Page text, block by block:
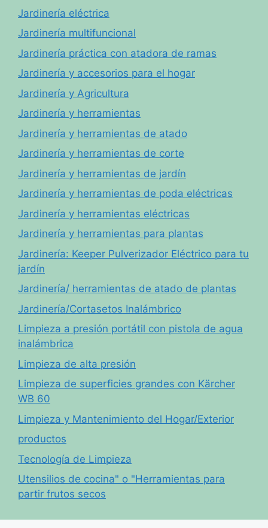
Jardinería eléctrica
Jardinería multifuncional
Jardinería práctica con atadora de ramas
Jardinería y accesorios para el hogar
Jardinería y Agricultura
Jardinería y herramientas
Jardinería y herramientas de atado
Jardinería y herramientas de corte
Jardinería y herramientas de jardín
Jardinería y herramientas de poda eléctricas
Jardinería y herramientas eléctricas
Jardinería y herramientas para plantas
Jardinería: Keeper Pulverizador Eléctrico para tu
jardín
Jardinería/ herramientas de atado de plantas
Jardinería/Cortasetos Inalámbrico
Limpieza a presión portátil con pistola de agua
inalámbrica
Limpieza de alta presión
Limpieza de superficies grandes con Kärcher
WB 60
Limpieza y Mantenimiento del Hogar/Exterior
productos
Tecnología de Limpieza
Utensilios de cocina" o "Herramientas para
partir frutos secos